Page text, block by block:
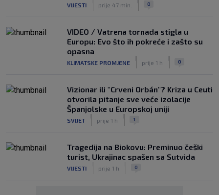
VIJESTI prije 47 min. 0
VIDEO / Vatrena tornada stigla u
Europu: Evo što ih pokreće i zašto su
opasna
KLIMATSKE PROMJENE prije 1 h 0
Vizionar ili "Crveni Orbán"? Kriza u Ceuti
otvorila pitanje sve veće izolacije
Španjolske u Europskoj uniji
SVIJET prije 1 h 1
Tragedija na Biokovu: Preminuo češki
turist, Ukrajinac spašen sa Sutvida
VIJESTI prije 1 h 0